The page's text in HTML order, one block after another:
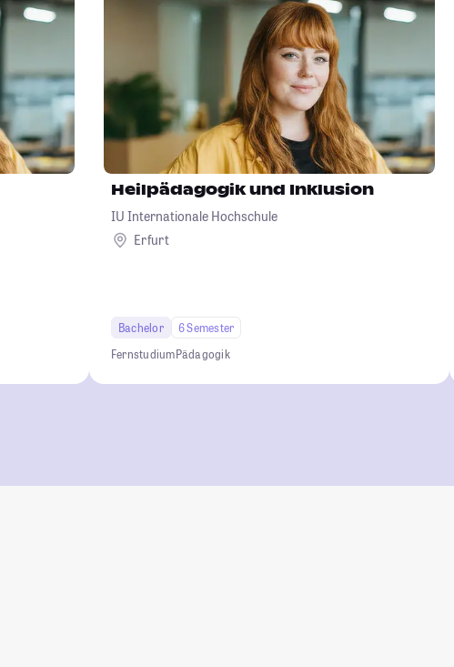
Heilpädagogik und Inklusion
IU Internationale Hochschule
Erfurt
Bachelor
6 Semester
FernstudiumPädagogik